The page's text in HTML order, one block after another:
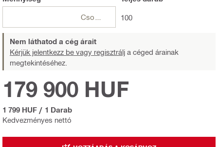
100
Nem láthatod a cég árait
Kérjük jelentkezz be vagy regisztrálj a céged árainak
megtekintéséhez.
Kedvezményes nettó
179 900 HUF
1 799 HUF / 1 Darab